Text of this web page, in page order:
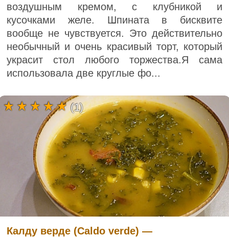
воздушным кремом, с клубникой и
кусочками желе. Шпината в бисквите
вообще не чувствуется. Это действительно
необычный и очень красивый торт, который
украсит стол любого торжества.Я сама
использовала две круглые фо...
Калду верде (Caldo verde) —
(1)